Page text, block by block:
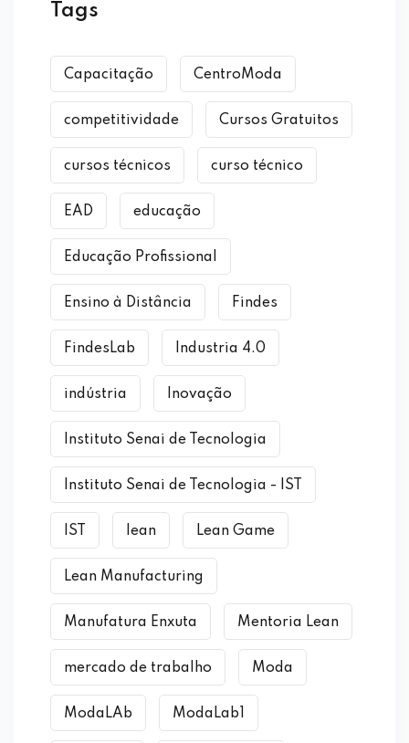
Tags
Capacitação CentroModa
competitividade Cursos Gratuitos
cursos técnicos curso técnico
EAD educação
Educação Profissional
Ensino à Distância Findes
FindesLab Industria 4.0
indústria Inovação
Instituto Senai de Tecnologia
Instituto Senai de Tecnologia - IST
IST lean Lean Game
Lean Manufacturing
Manufatura Enxuta Mentoria Lean
mercado de trabalho Moda
ModaLAb ModaLab1